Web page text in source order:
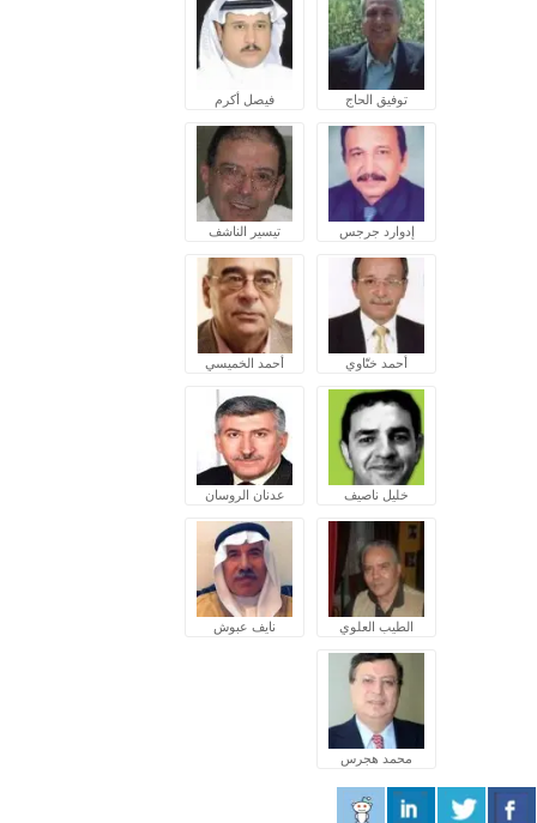
توفيق الحاج فيصل أكرم
إدوارد جرجس تيسير الناشف
أحمد ختّاوي أحمد الخميسي
خليل ناصيف عدنان الروسان
الطيب العلوي نايف عبوش
محمد هجرس